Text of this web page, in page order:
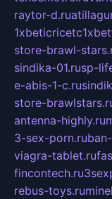
raytor-d.ru
store-brawl-
sindika-01.rusp-
e-abis-1-c.ru
store-
antenna-highly.ru
3-sex-porn.ru
viagra-tablet.ru
fincontech.ru
rebus-toys.ru